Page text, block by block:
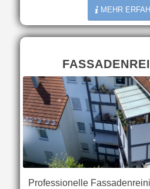
MEHR
Professionelle